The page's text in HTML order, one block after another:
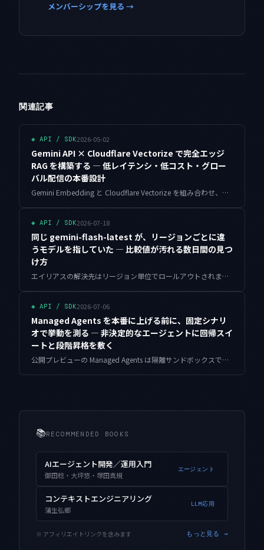
メンバーシップを見る →
関連記事
◈ API / SDK2026-05-02
Gemini API × Cloudflare Vectorize で完全エッジ
RAG を構築する — 低レイテンシ・低コスト・グロー
バル配信の本番設計
Gemini Embedding と Cloudflare Vectorize を組み合わせ、Workers ランタイム上で完結する低レイテンシ・低コストの本番エッジ RAG を実装します。サブリクエスト制限の回避、リトライ、フォールバック、コスト試算まで踏み込みます。
◈ API / SDK2026-07-18
同じ gemini-flash-latest が、リージョンごとに違
うモデルを指していた — 比較値が汚れる数日間の見つ
け方
エイリアスの解決先はリージョン単位でロールアウトされます。同じ gemini-flash-latest を東京と us-central1 に投げると、数日だけ別のモデルが応答する。その間の比較値が無効になる理由と、1発のプローブで検知して比較を凍結する設計をまとめます。
◈ API / SDK2026-07-06
Managed Agents を本番に上げる前に、固定シナリ
オで挙動を測る — 非決定的なエージェントに回帰スイ
ートと段階昇格を敷く
公開プレビューの Managed Agents は隔離サンドボックスで自律的に動く分、プロンプトや設定を少し変えただけで挙動が静かにずれます。単発プロンプトのように出力を一度突き合わせるだけでは足りません。固定シナリオを何度も回して合格率で測る回帰ハーネスと、影→カナリア→全面の段階昇格、逸脱時の自動ロールバックまでを、動く Python とともに設計します。
📚RECOMMENDED BOOKS
AIエージェント開発／運用入門
御田稔・大坪悠・塚田真規
エージェント
コンテキストエンジニアリング
蒲生弘郷
LLM応用
※ アフィリエイトリンクを含みます もっと見る →